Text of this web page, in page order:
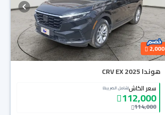
2,000
هوندا CRV EX 2025
سعر الكاش(شامل الضريبة)
112,000
114,000